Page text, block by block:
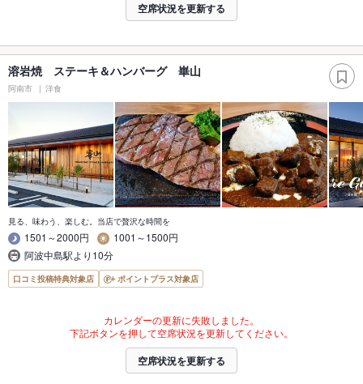
空席状況を更新する
溶岩焼 ステーキ＆ハンバーグ 崋山
阿南市 洋食
見る、味わう、楽しむ。当店で贅沢な時間を
1501～2000円
1001～1500円
阿波中島駅より10分
口コミ投稿特典対象店 ポイントプラス対象店
カレンダーの更新に失敗しました。
下記ボタンを押して空席状況を更新してください。
空席状況を更新する